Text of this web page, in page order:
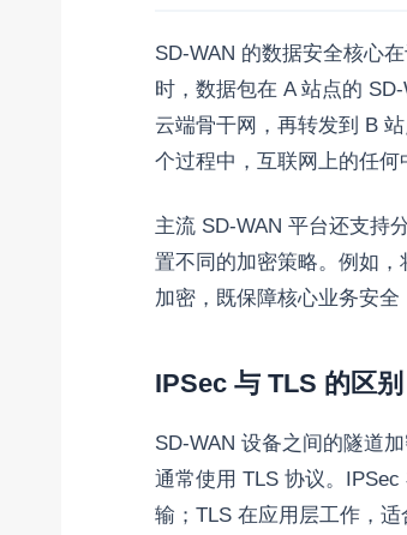
SD-WAN 的数据安全核心
时，数据包在 A 站点的
云端骨干网，再转发到 B
个过程中，互联网上的任何
主流 SD-WAN 平台还支持
置不同的加密策略。例如
加密，既保障核心业务安全
IPSec 与 TLS 的区别
SD-WAN 设备之间的隧道
通常使用 TLS 协议。
输；TLS 在应用层工作，